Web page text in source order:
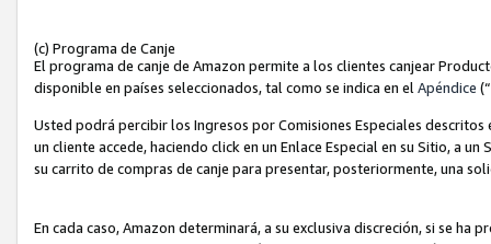
(c) Programa de Canje
El programa de canje de Amazon permite a los clientes canjear
disponible en países seleccionados, tal como se indica en el Apéndice
Usted podrá percibir los Ingresos por Comisiones Especiales
un cliente accede, haciendo click en un Enlace Especial en su Sitio, a
su carrito de compras de canje para presentar, posteriormente, una
En cada caso, Amazon determinará, a su exclusiva discreción, si se